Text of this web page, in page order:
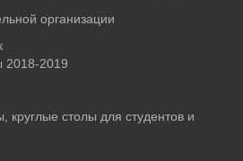
организации
2018-2019
столы для студентов и